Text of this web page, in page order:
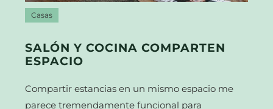
Casas
SALÓN Y COCINA COMPARTEN
ESPACIO
Compartir estancias en un mismo espacio me
parece tremendamente funcional para